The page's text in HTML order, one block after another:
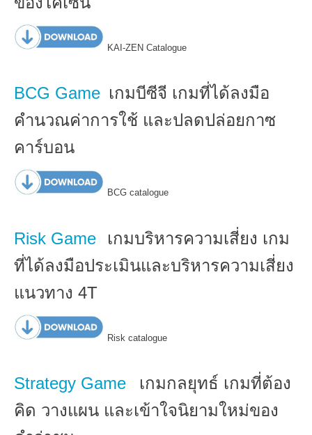
KAI-ZEN Catalogue
BCG Game เกมบีซีจี เกมที่ได้ลงมือ
คำนวณค่าการใช้ และปลดปล่อยกาซ
คาร์บอน
BCG catalogue
Risk Game
เกมบริหารความเสี่ยง เกม
ที่ได้ลงมือประเมินและบริหารความเสี่ยง
แนวทาง 4T
Risk catalogue
Strategy Game
เกมกลยุทธ์ เกมที่ต้อง
คิด วางแผน และเข้าใจนิยามใหม่ของ